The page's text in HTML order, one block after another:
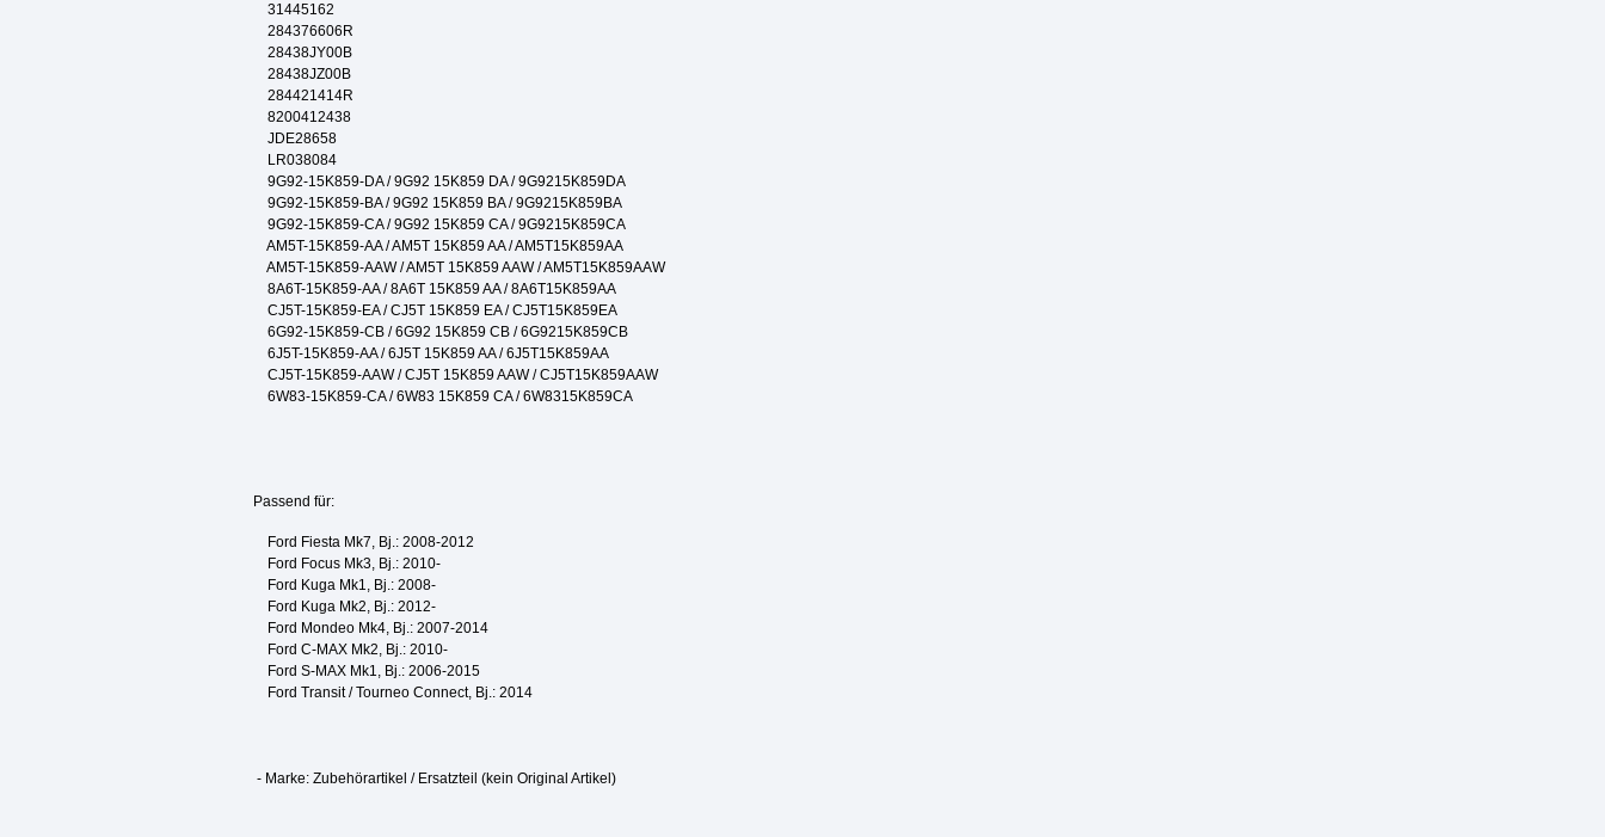
31445162
284376606R
28438JY00B
28438JZ00B
284421414R
8200412438
JDE28658
LR038084
9G92-15K859-DA / 9G92 15K859 DA / 9G9215K859DA
9G92-15K859-BA / 9G92 15K859 BA / 9G9215K859BA
9G92-15K859-CA / 9G92 15K859 CA / 9G9215K859CA
AM5T-15K859-AA / AM5T 15K859 AA / AM5T15K859AA
AM5T-15K859-AAW / AM5T 15K859 AAW / AM5T15K859AAW
8A6T-15K859-AA / 8A6T 15K859 AA / 8A6T15K859AA
CJ5T-15K859-EA / CJ5T 15K859 EA / CJ5T15K859EA
6G92-15K859-CB / 6G92 15K859 CB / 6G9215K859CB
6J5T-15K859-AA / 6J5T 15K859 AA / 6J5T15K859AA
CJ5T-15K859-AAW / CJ5T 15K859 AAW / CJ5T15K859AAW
6W83-15K859-CA / 6W83 15K859 CA / 6W8315K859CA
Passend für:
Ford Fiesta Mk7, Bj.: 2008-2012
Ford Focus Mk3, Bj.: 2010-
Ford Kuga Mk1, Bj.: 2008-
Ford Kuga Mk2, Bj.: 2012-
Ford Mondeo Mk4, Bj.: 2007-2014
Ford C-MAX Mk2, Bj.: 2010-
Ford S-MAX Mk1, Bj.: 2006-2015
Ford Transit / Tourneo Connect, Bj.: 2014
- Marke: Zubehörartikel / Ersatzteil (kein Original Artikel)